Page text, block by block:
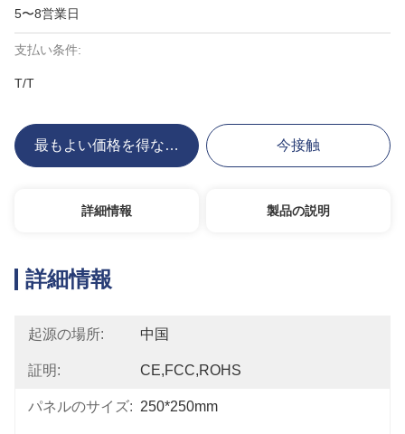
5〜8営業日
支払い条件:
T/T
最もよい価格を得なさい 今接触
詳細情報 製品の説明
詳細情報
起源の場所: 中国
証明: CE,FCC,ROHS
パネルのサイズ: 250*250mm